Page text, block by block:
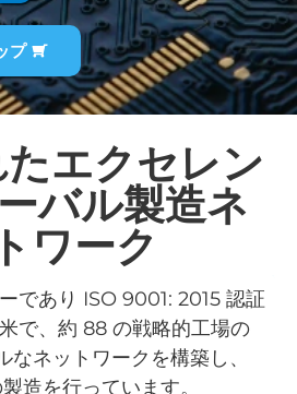
プ
たエクセレン
バル製造ネ
ワーク
であり ISO 9001: 2015 認証
で、約 88 の戦略的工場の
なネットワークを構築し、
造を行っています。